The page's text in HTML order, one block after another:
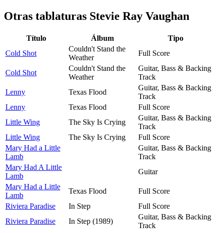
Otras tablaturas Stevie Ray Vaughan
Título Álbum
Tipo
Cold Shot
Couldn't Stand the
Weather
Full Score
Cold Shot
Couldn't Stand the
Weather
Guitar, Bass & Backing
Track
Lenny
Texas Flood
Guitar, Bass & Backing
Track
Lenny
Texas Flood
Full Score
Little Wing
The Sky Is Crying
Guitar, Bass & Backing
Track
Little Wing
The Sky Is Crying
Full Score
Mary Had a Little
Lamb
Guitar, Bass & Backing
Track
Mary Had A Little
Lamb
Guitar
Mary Had a Little
Lamb
Texas Flood
Full Score
Riviera Paradise
In Step
Full Score
Riviera Paradise
In Step (1989)
Guitar, Bass & Backing
Track